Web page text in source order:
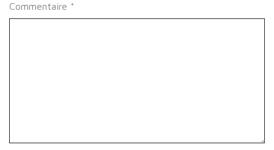
Commentaire *